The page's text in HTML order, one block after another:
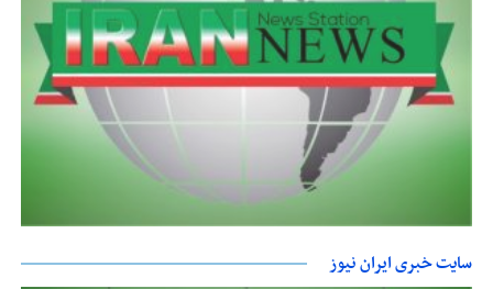
سایت خبری ایران نیوز